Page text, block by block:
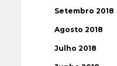
Setembro 2018
Agosto 2018
Julho 2018